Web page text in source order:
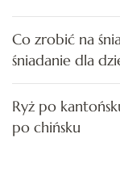
Co zrobić na
śniadanie dla
Ryż po
po chińsku